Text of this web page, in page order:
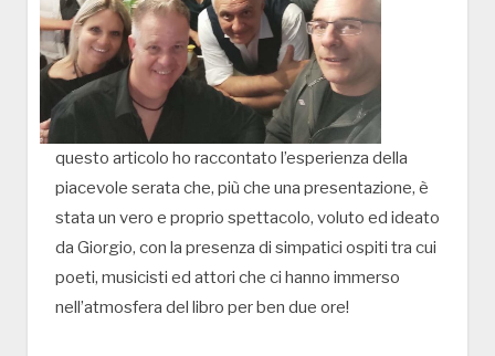
questo articolo ho raccontato l’esperienza della
piacevole serata che, più che una presentazione, è
stata un vero e proprio spettacolo, voluto ed ideato
da Giorgio, con la presenza di simpatici ospiti tra cui
poeti, musicisti ed attori che ci hanno immerso
nell’atmosfera del libro per ben due ore!